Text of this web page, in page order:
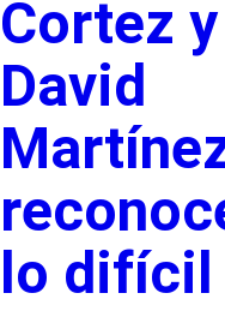
Cortez y
David
lo difícil